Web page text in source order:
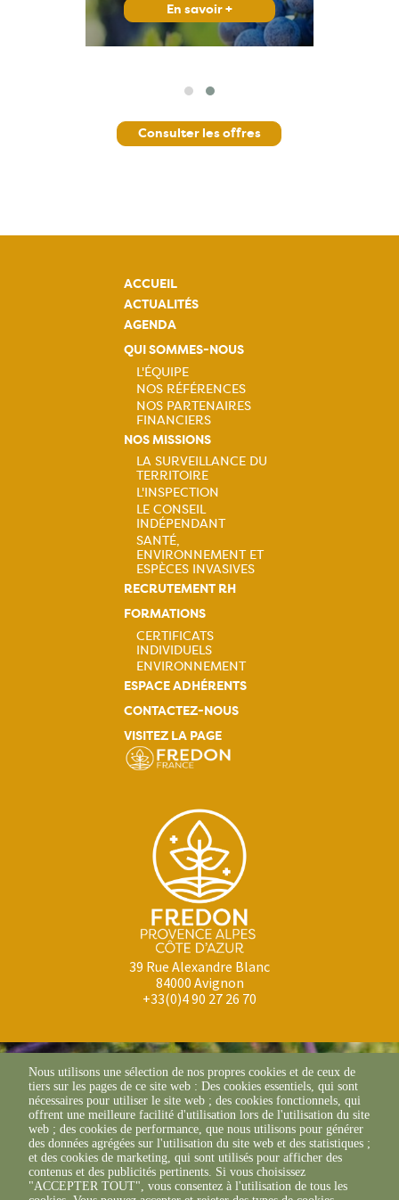
En savoir +
Consulter les offres
ACCUEIL
ACTUALITÉS
AGENDA
QUI SOMMES-NOUS
Navigation
principale
L'ÉQUIPE
NOS RÉFÉRENCES
NOS PARTENAIRES
FINANCIERS
NOS MISSIONS
Navigation
principale
LA SURVEILLANCE DU
TERRITOIRE
L'INSPECTION
LE CONSEIL
INDÉPENDANT
SANTÉ,
ENVIRONNEMENT ET
ESPÈCES INVASIVES
RECRUTEMENT RH
FORMATIONS
Navigation
principale
CERTIFICATS
INDIVIDUELS
ENVIRONNEMENT
ESPACE ADHÉRENTS
CONTACTEZ-NOUS
VISITEZ LA PAGE
39 Rue Alexandre Blanc
84000 Avignon
+33(0)4 90 27 26 70
© FREDON 2025 -Mentions légales
Nous utilisons une sélection de nos propres cookies et de ceux de
tiers sur les pages de ce site web : Des cookies essentiels, qui sont
nécessaires pour utiliser le site web ; des cookies fonctionnels, qui
offrent une meilleure facilité d'utilisation lors de l'utilisation du site
web ; des cookies de performance, que nous utilisons pour générer
des données agrégées sur l'utilisation du site web et des statistiques ;
et des cookies de marketing, qui sont utilisés pour afficher des
contenus et des publicités pertinents. Si vous choisissez
"ACCEPTER TOUT", vous consentez à l'utilisation de tous les